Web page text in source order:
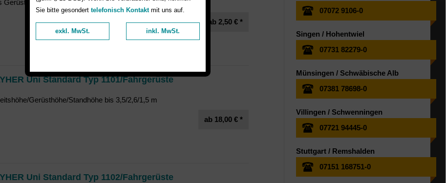
Gerüst ist erweiterbar bis zu einer Arbeitshöhe von 13,6 m
ab 2,50 € *
Uni Standard Typ 1101/Fahrgerüste
Gerüsthöhe/Standhöhe bis 3,5/2,6/1,5 m
ab 18,00 € *
Uni Standard Typ 1102/Fahrgerüste
07072 9106-0
Singen / Hohentwiel
07731 82279-0
Münsingen / Schwäbische Alb
07381 78698-0
Villingen / Schwenningen
07721 94445-0
Stuttgart / Remshalden
07151 168751-0
Sie bitte gesondert telefonisch Kontaktmit uns auf.
exkl. MwSt. inkl. MwSt.